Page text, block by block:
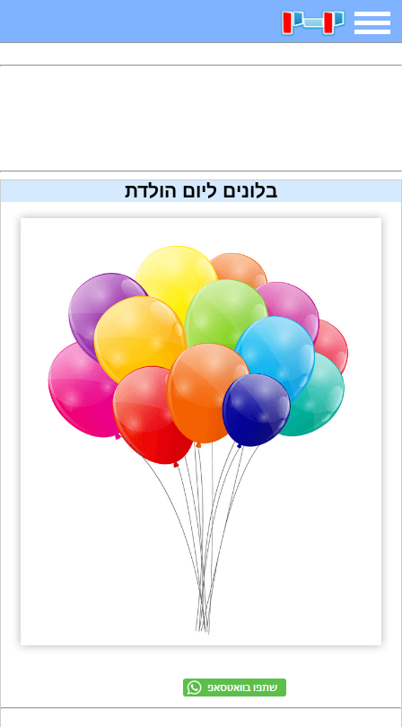
משחקים בדיחות חידות חיפוש
מדריכים פוקימון גו מצא הבדלים
יצירה משחקי בנות צביעה אונליין
מגניבים
בלונים ליום הולדת